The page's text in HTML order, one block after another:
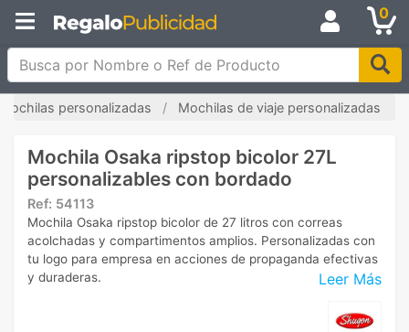
0
Busca por Nombre o Ref de Producto
Mochilas personalizadas Mochilas de viaje personalizadas
Mochila Osaka ripstop bicolor 27L
personalizables con bordado
Ref: 54113
Leer Más
Mochila Osaka ripstop bicolor de 27 litros con correas
acolchadas y compartimentos amplios. Personalizadas con
tu logo para empresa en acciones de propaganda efectivas
y duraderas.